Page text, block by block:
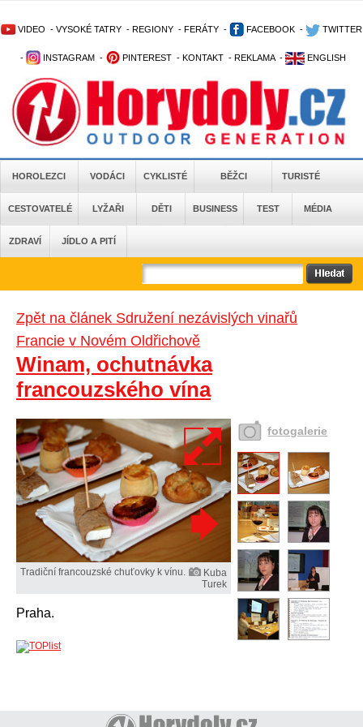
VIDEO - VYSOKÉ TATRY - REGIONY - FERÁTY - FACEBOOK - TWITTER
- INSTAGRAM - PINTEREST - KONTAKT - REKLAMA - ENGLISH
HOROLEZCI VODÁCI CYKLISTÉ BĚŽCI TURISTÉ
CESTOVATELÉ LYŽAŘI DĚTI BUSINESS TEST MÉDIA
ZDRAVÍ JÍDLO A PITÍ
Zpět na článek Sdružení nezávislých vinařů
Francie v Novém Oldřichově
Winam, ochutnávka
francouzského vína
Tradiční francouzské chuťovky k vínu.
Kuba
Turek
Praha.
fotogalerie